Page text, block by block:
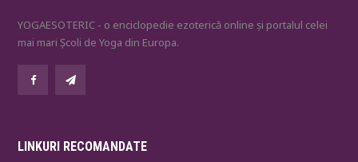
YOGAESOTERIC - o enciclopedie ezoterică online și portalul celei
mai mari Școli de Yoga din Europa.
LINKURI RECOMANDATE